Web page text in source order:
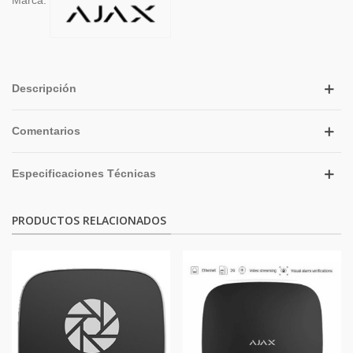
Descripción
Comentarios
Especificaciones Técnicas
PRODUCTOS RELACIONADOS